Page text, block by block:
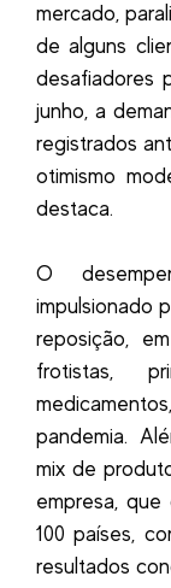
mercado,
de alguns
desafiadores
junho, a
registrados
otimismo
destaca.
O
impulsionado
reposição,
frotistas,
pandemia.
mix de
empresa, que
100 países,
resultados